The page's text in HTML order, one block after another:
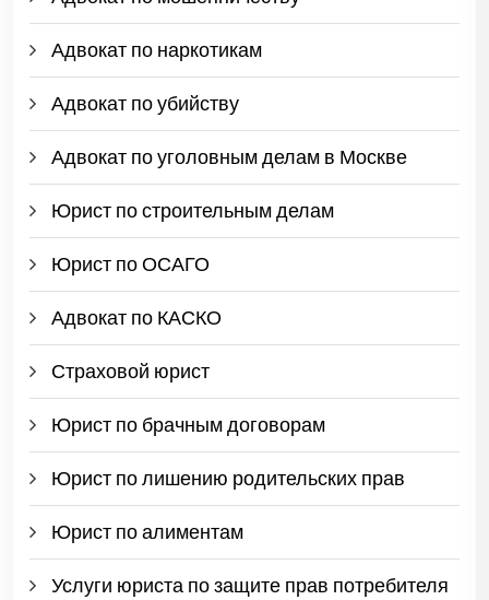
Адвокат по наркотикам
Адвокат по убийству
Адвокат по уголовным делам в Москве
Юрист по строительным делам
Юрист по ОСАГО
Адвокат по КАСКО
Страховой юрист
Юрист по брачным договорам
Юрист по лишению родительских прав
Юрист по алиментам
Услуги юриста по защите прав потребителя